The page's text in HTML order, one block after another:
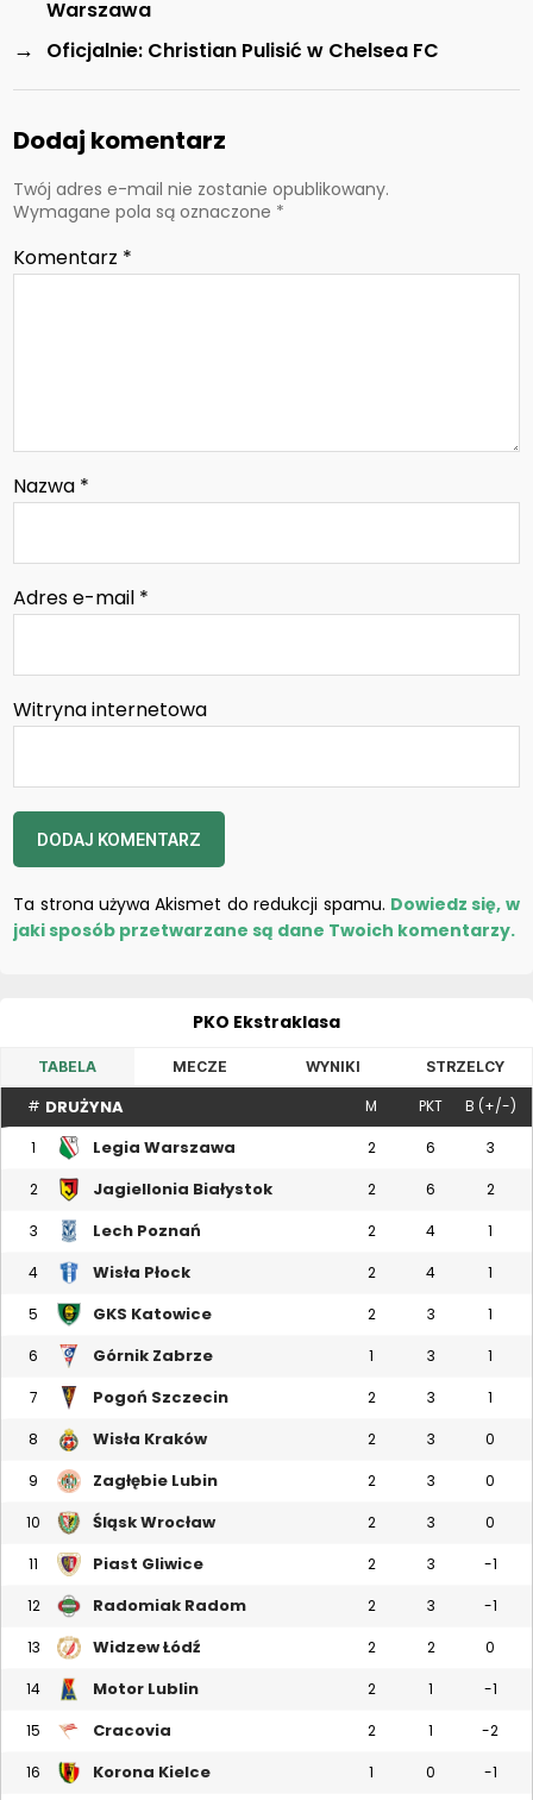
Warszawa
→ Oficjalnie: Christian Pulisić w Chelsea FC
Dodaj komentarz
Twój adres e-mail nie zostanie opublikowany.
Wymagane pola są oznaczone *
Komentarz *
Nazwa *
Adres e-mail *
Witryna internetowa
Ta strona używa Akismet do redukcji spamu. Dowiedz się, w
jaki sposób przetwarzane są dane Twoich komentarzy.
PKO Ekstraklasa
TABELA MECZE WYNIKI STRZELCY
# DRUŻYNA M PKT B (+/-)
1 Legia Warszawa 2 6 3
2 Jagiellonia Białystok 2 6 2
3 Lech Poznań 2 4 1
4 Wisła Płock 2 4 1
5 GKS Katowice 2 3 1
6 Górnik Zabrze 1 3 1
7 Pogoń Szczecin 2 3 1
8 Wisła Kraków 2 3 0
9 Zagłębie Lubin 2 3 0
10 Śląsk Wrocław 2 3 0
11 Piast Gliwice 2 3 -1
12 Radomiak Radom 2 3 -1
13 Widzew Łódź 2 2 0
14 Motor Lublin 2 1 -1
15 Cracovia 2 1 -2
16 Korona Kielce 1 0 -1